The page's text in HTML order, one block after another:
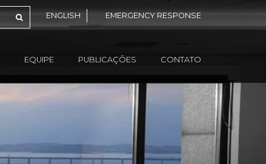
ENGLISH EMERGENCY RESPONSE
EQUIPE PUBLICAÇÕES CONTATO